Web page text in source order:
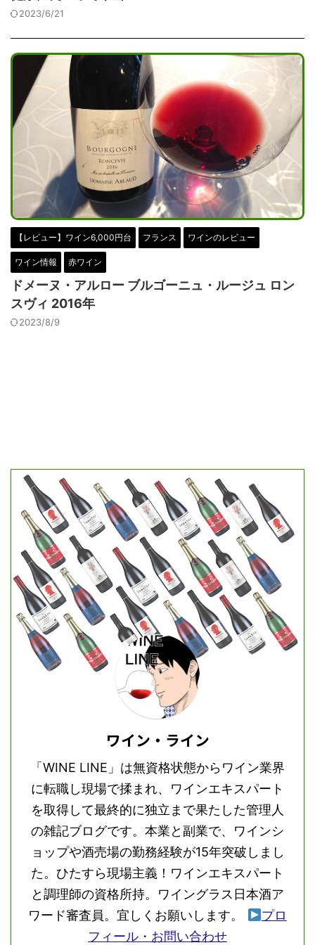
2023/6/21
【レビュー】ワイン6,000円台 フランス ワインのレビュー
ワイン情報 赤ワイン
ドメーヌ・アルロー ブルゴーニュ・ルージュ ロン
スヴィ 2016年
2023/8/9
ワイン・ライン
「WINE LINE」は無資格状態からワイン業界
に転職し現場で揉まれ、ワインエキスパート
を取得して最終的に独立まで果たした管理人
の雑記ブログです。本業と副業で、ワインシ
ョップや酒売場の勤務経験が15年突破しまし
た。ひたすら現場主義！ワインエキスパート
と調理師の資格所持。ワイングラス日本酒ア
ワード審査員。宜しくお願いします。
プロ
フィール・お問い合わせ